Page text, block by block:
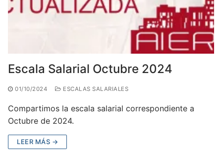
Escala Salarial Octubre 2024
01/10/2024 ESCALAS SALARIALES
Compartimos la escala salarial correspondiente a
Octubre de 2024.
LEER MÁS →